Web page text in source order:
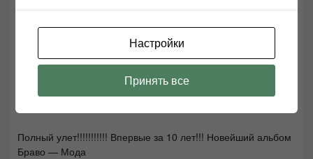
Лучшая джазовая музыка 2023 года по версии Звукомания
Полный улет!!!!!!!!!!! Впервые за 10 лет!!! Новейший альбом
Браво — Мода
Настройки
Принять все